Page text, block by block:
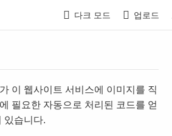
다크 모드 업로드
이 웹사이트 서비스에 이미지를 직
필요한 자동으로 처리된 코드를 얻
있습니다.